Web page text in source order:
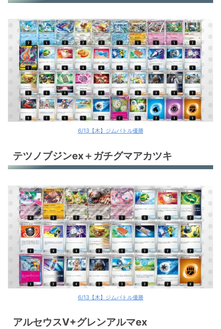
アルセウスV+ハピナスex
だんけつのつばさ
だんけつのつばさ
だんけつのつばさ
ミライドンex
オリジンディアルガV
オリジンディアルガV
レジドラゴV
リザードンex
リザードンex
リザードンex
リザードンex
サーナイトex
サーナイトex
6/13【木】ジムバトル優勝
テツノブジンex＋ガチグマアカツキ
6/13【木】ジムバトル優勝
アルセウスV+グレンアルマex